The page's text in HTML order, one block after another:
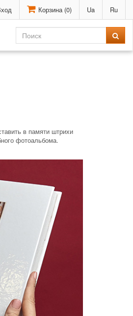
Корзина (0) Ua Ru
в памяти штрихи
фотоальбома.